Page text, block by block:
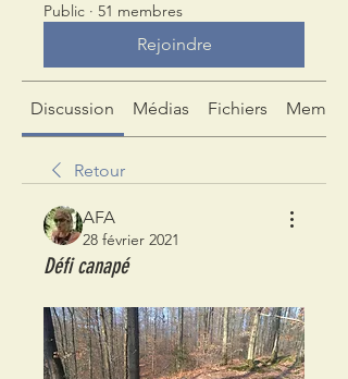
Public · 51 membres
Rejoindre
Discussion Médias Fichiers
Retour
AFA
28 février 2021
Défi canapé